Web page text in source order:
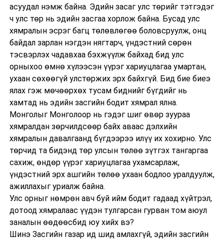
асуудал нэмж байна. Эдийн засаг улс төрийг тэтгэдэг
ч улс төр нь эдийн засгаа хорлож байна. Бусад улс
хямралын эсрэг багц төлөвлөгөө боловсруулж, онц
байдал зарлан нэгдэн нягтарч, үндэстний сөрөн
тэсвэрлэх чадавхаа бэхжүүлж байхад бид улс
орныхоо өмнө хүлээсэн үүрэг хариуцлагаа умартан,
ухаан сөхөөгүй улстөржих эрх байхгүй. Бид бие биеэ
ялах гэж мөчөөрхөх тусам биднийг бүгдийг нь
хамтад нь эдийн засгийн бодит хямрал ялна.
Монголыг Монголоор нь гэдэг шиг өвөр зуураа
хямралдан зөрчилдсөөр байх аваас дэлхийн
хямралын давалгаанд бүгдээрээ илүү их хохирно. Улс
төрчид та бидэнд төр улсын төлөө зүтгэх тангаргаа
сахиж, өндөр үүрэг хариуцлагаа ухамсарлаж,
үндэстний эрх ашгийн төлөө ухаан бодлоо уралдуулж,
ажиллахыг уриалж байна.
Улс орныг нөмрөн авч буй ийм бодит гадаад хүйтрэл,
дотоод хямралаас үүдэн тулгарсан гурван том аюул
заналын өөдөөсбид юу хийх вэ?
Шинэ Засгийн газар ид шид амлахгүй, эдийн засгийн